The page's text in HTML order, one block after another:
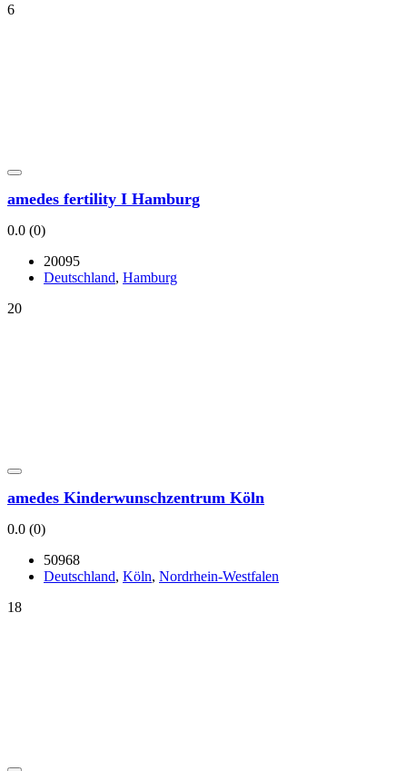
6
ame­des fer­ti­li­ty I Ham­burg
0.0 (0)
20095
Deutsch­land, Ham­burg
20
ame­des Kin­der­wunsch­zen­trum Köln
0.0 (0)
50968
Deutsch­land, Köln, Nord­rhein-West­fa­len
18